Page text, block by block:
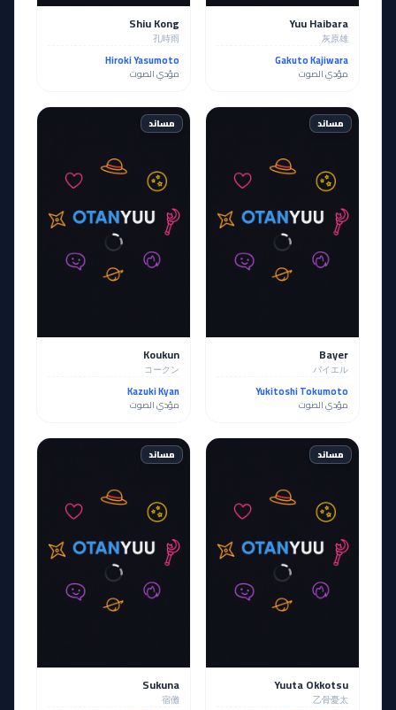
Yuu Haibara
灰原雄
Gakuto Kajiwara
مؤدي الصوت
Shiu Kong
孔時雨
Hiroki Yasumoto
مؤدي الصوت
مساند
Bayer
バイエル
Yukitoshi Tokumoto
مؤدي الصوت
مساند
Koukun
コークン
Kazuki Kyan
مؤدي الصوت
مساند
Yuuta Okkotsu
乙骨憂太
مساند
Sukuna
宿儺